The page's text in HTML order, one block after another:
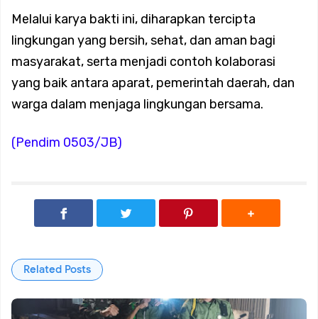
Genangan, Babinsa Siaga Hadapi Cuaca Ekstrem
Koramil 02/Tambora Intensif Pantau Harga Sembako,
Pastikan Stok Bahan Pokok Aman untuk Masyarakat
Selatan, Ajak Warga Jaga Keamanan dan Dukung Program
Babinsa Koramil 02/Tambora Perkuat Siskamling di
Melalui karya bakti ini, diharapkan tercipta
lingkungan yang bersih, sehat, dan aman bagi
masyarakat, serta menjadi contoh kolaborasi
yang baik antara aparat, pemerintah daerah, dan
warga dalam menjaga lingkungan bersama.
(Pendim 0503/JB)
Related Posts